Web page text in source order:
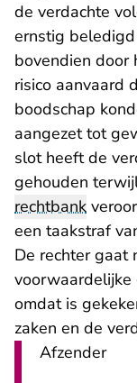
de verdachte
ernstig
bovendien door
risico aanvaard
boodschap
aangezet tot
slot heeft de
gehouden
rechtbank
een taakstraf
De rechter gaat
voorwaardelijke
omdat is
zaken en de
Afzender